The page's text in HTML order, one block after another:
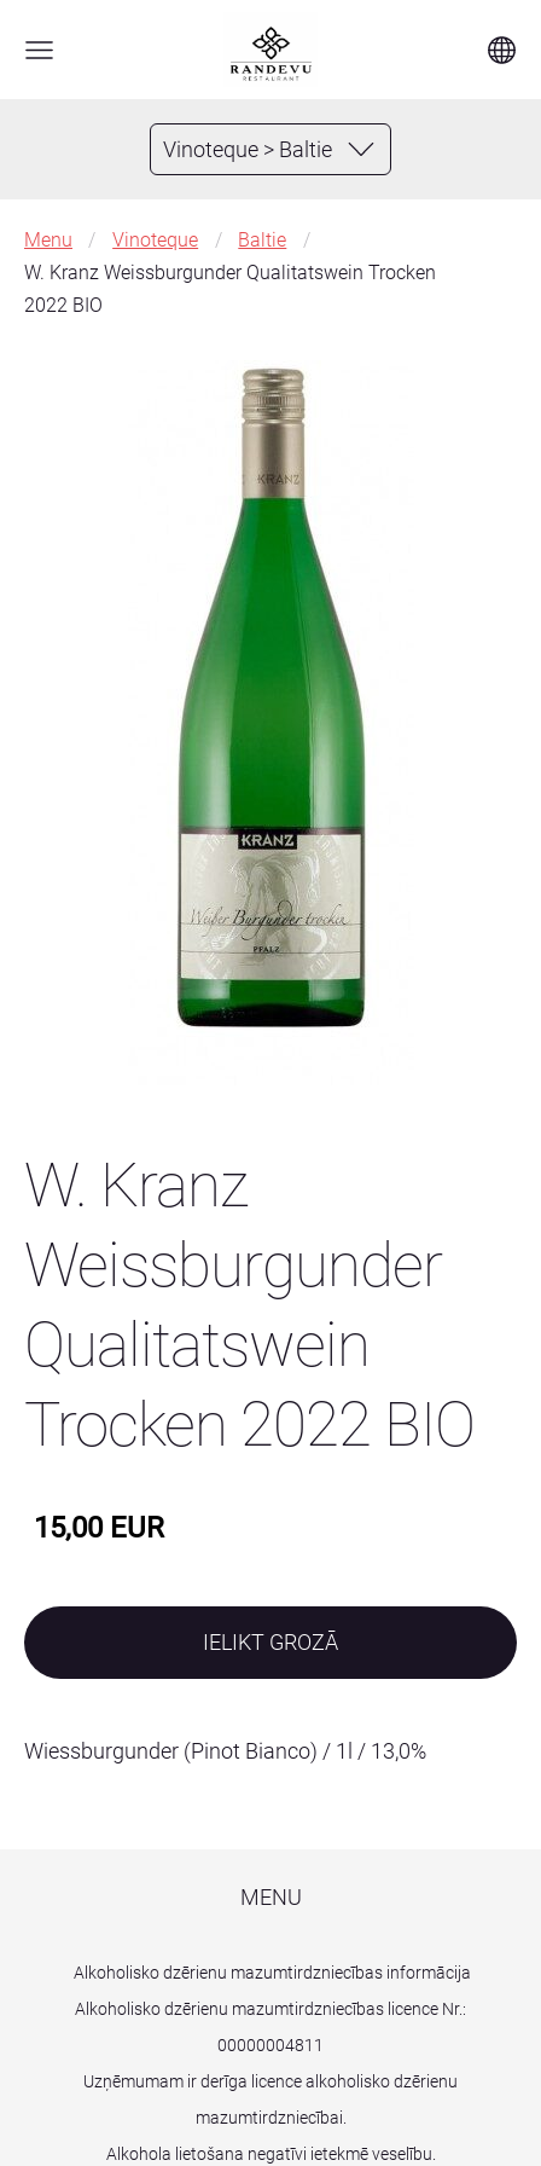
Vinoteque > Baltie
Menu Vinoteque
Baltie
W. Kranz Weissburgunder Qualitatswein Trocken
2022 BIO
W. Kranz
Weissburgunder
Qualitatswein
Trocken 2022 BIO
15,00 EUR
IELIKT GROZĀ
Wiessburgunder (Pinot Bianco) / 1l / 13,0%
MENU
Alkoholisko dzērienu mazumtirdzniecības informācija
Alkoholisko dzērienu mazumtirdzniecības licence Nr.:
00000004811
Uzņēmumam ir derīga licence alkoholisko dzērienu
mazumtirdzniecībai.
Alkohola lietošana negatīvi ietekmē veselību.